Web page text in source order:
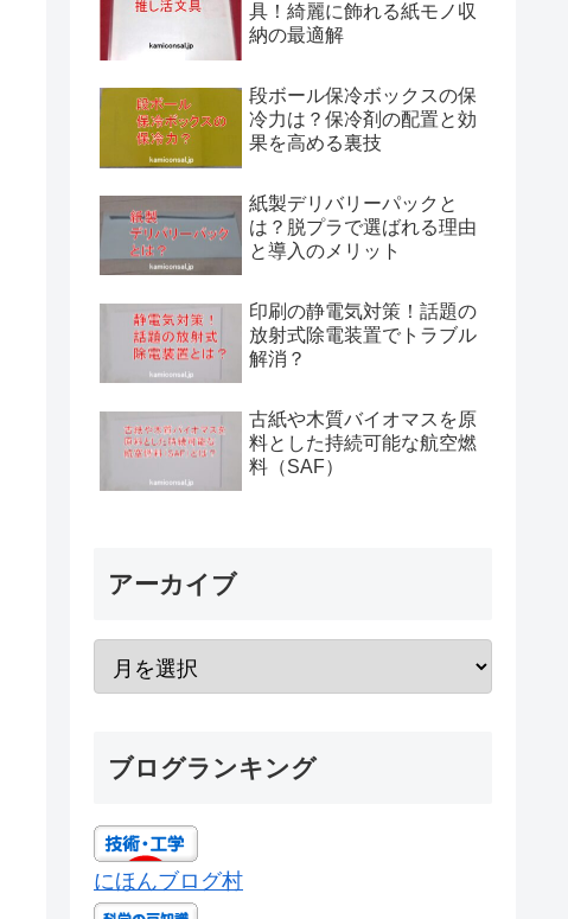
具！綺麗に飾れる紙モノ収
納の最適解
段ボール保冷ボックスの保
冷力は？保冷剤の配置と効
果を高める裏技
紙製デリバリーパックと
は？脱プラで選ばれる理由
と導入のメリット
印刷の静電気対策！話題の
放射式除電装置でトラブル
解消？
古紙や木質バイオマスを原
料とした持続可能な航空燃
料（SAF）
アーカイブ
ブログランキング
にほんブログ村